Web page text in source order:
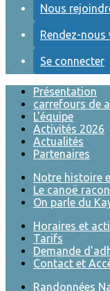
Nous
Rendez-nous
Se connecter
Présentation
carrefours de
L'équipe
Activités 2026
Actualités
Partenaires
Notre histoire
Le canoë
On parle du
Horaires et
Tarifs
Demande
Contact et
Randonnées